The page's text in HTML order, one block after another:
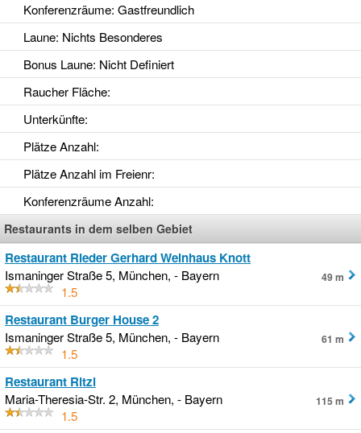
Konferenzräume: Gastfreundlich
Laune: Nichts Besonderes
Bonus Laune: Nicht Definiert
Raucher Fläche:
Unterkünfte:
Plätze Anzahl:
Plätze Anzahl im Freienr:
Konferenzräume Anzahl:
Restaurants in dem selben Gebiet
Restaurant Rieder Gerhard Weinhaus Knott
Ismaninger Straße 5, München, - Bayern
1.5
49 m
Restaurant Burger House 2
Ismaninger Straße 5, München, - Bayern
1.5
61 m
Restaurant Ritzi
Maria-Theresia-Str. 2, München, - Bayern
1.5
115 m